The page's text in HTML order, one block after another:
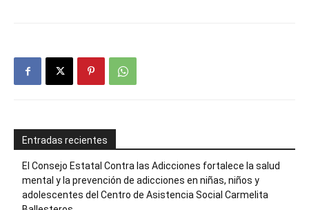
Entradas recientes
El Consejo Estatal Contra las Adicciones fortalece la salud
mental y la prevención de adicciones en niñas, niños y
adolescentes del Centro de Asistencia Social Carmelita